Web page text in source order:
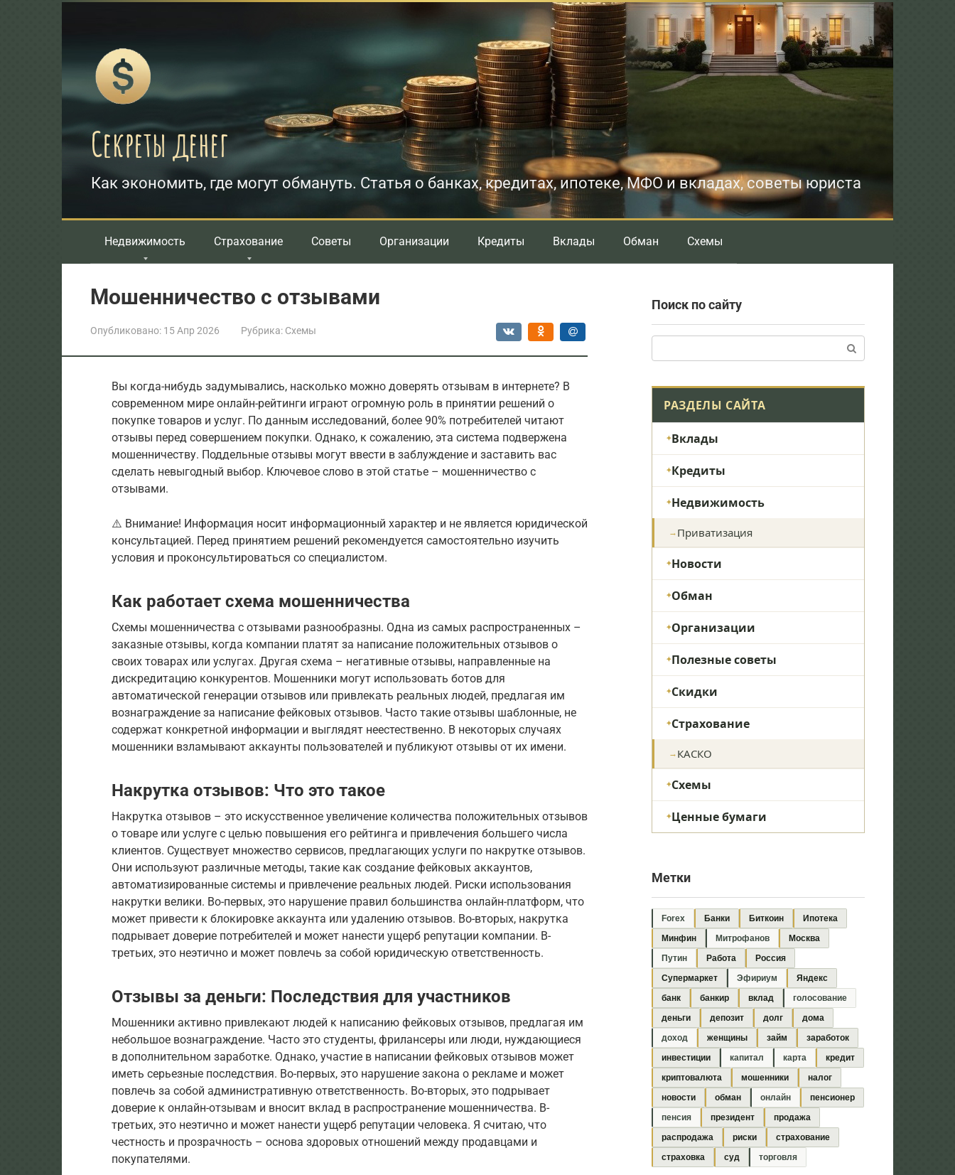
Секреты денег
Как экономить, где могут обмануть. Статья о банках, кредитах, ипотеке, МФО и вкладах, советы юриста
Недвижимость Страхование Советы Организации Кредиты Вклады Обман Схемы
Мошенничество с отзывами
Опубликовано: 15 Апр 2026 Рубрика: Схемы
Вы когда-нибудь задумывались, насколько можно доверять отзывам в интернете? В
современном мире онлайн-рейтинги играют огромную роль в принятии решений о
покупке товаров и услуг. По данным исследований, более 90% потребителей читают
отзывы перед совершением покупки. Однако, к сожалению, эта система подвержена
мошенничеству. Поддельные отзывы могут ввести в заблуждение и заставить вас
сделать невыгодный выбор. Ключевое слово в этой статье – мошенничество с
отзывами.
⚠️ Внимание! Информация носит информационный характер и не является юридической
консультацией. Перед принятием решений рекомендуется самостоятельно изучить
условия и проконсультироваться со специалистом.
Как работает схема мошенничества
Схемы мошенничества с отзывами разнообразны. Одна из самых распространенных –
заказные отзывы, когда компании платят за написание положительных отзывов о
своих товарах или услугах. Другая схема – негативные отзывы, направленные на
дискредитацию конкурентов. Мошенники могут использовать ботов для
автоматической генерации отзывов или привлекать реальных людей, предлагая им
вознаграждение за написание фейковых отзывов. Часто такие отзывы шаблонные, не
содержат конкретной информации и выглядят неестественно. В некоторых случаях
мошенники взламывают аккаунты пользователей и публикуют отзывы от их имени.
Накрутка отзывов: Что это такое
Накрутка отзывов – это искусственное увеличение количества положительных отзывов
о товаре или услуге с целью повышения его рейтинга и привлечения большего числа
клиентов. Существует множество сервисов, предлагающих услуги по накрутке отзывов.
Они используют различные методы, такие как создание фейковых аккаунтов,
автоматизированные системы и привлечение реальных людей. Риски использования
накрутки велики. Во-первых, это нарушение правил большинства онлайн-платформ, что
может привести к блокировке аккаунта или удалению отзывов. Во-вторых, накрутка
подрывает доверие потребителей и может нанести ущерб репутации компании. В-
третьих, это неэтично и может повлечь за собой юридическую ответственность.
Отзывы за деньги: Последствия для участников
Мошенники активно привлекают людей к написанию фейковых отзывов, предлагая им
небольшое вознаграждение. Часто это студенты, фрилансеры или люди, нуждающиеся
в дополнительном заработке. Однако, участие в написании фейковых отзывов может
иметь серьезные последствия. Во-первых, это нарушение закона о рекламе и может
повлечь за собой административную ответственность. Во-вторых, это подрывает
доверие к онлайн-отзывам и вносит вклад в распространение мошенничества. В-
третьих, это неэтично и может нанести ущерб репутации человека. Я считаю, что
честность и прозрачность – основа здоровых отношений между продавцами и
покупателями.
Поиск по сайту
РАЗДЕЛЫ САЙТА
Вклады
Кредиты
Недвижимость
Приватизация
Новости
Обман
Организации
Полезные советы
Скидки
Страхование
КАСКО
Схемы
Ценные бумаги
Метки
Forex Банки Биткоин
Ипотека
Минфин
Митрофанов
Москва
Путин
Работа
Россия
Супермаркет
Эфириум
Яндекс
банк
банкир вклад
голосование
деньги
депозит долг
дома
доход
женщины займ
заработок
инвестиции
капитал карта
кредит
криптовалюта
мошенники
налог
новости
обман онлайн
пенсионер
пенсия
президент
продажа
распродажа
риски
страхование
страховка
суд торговля